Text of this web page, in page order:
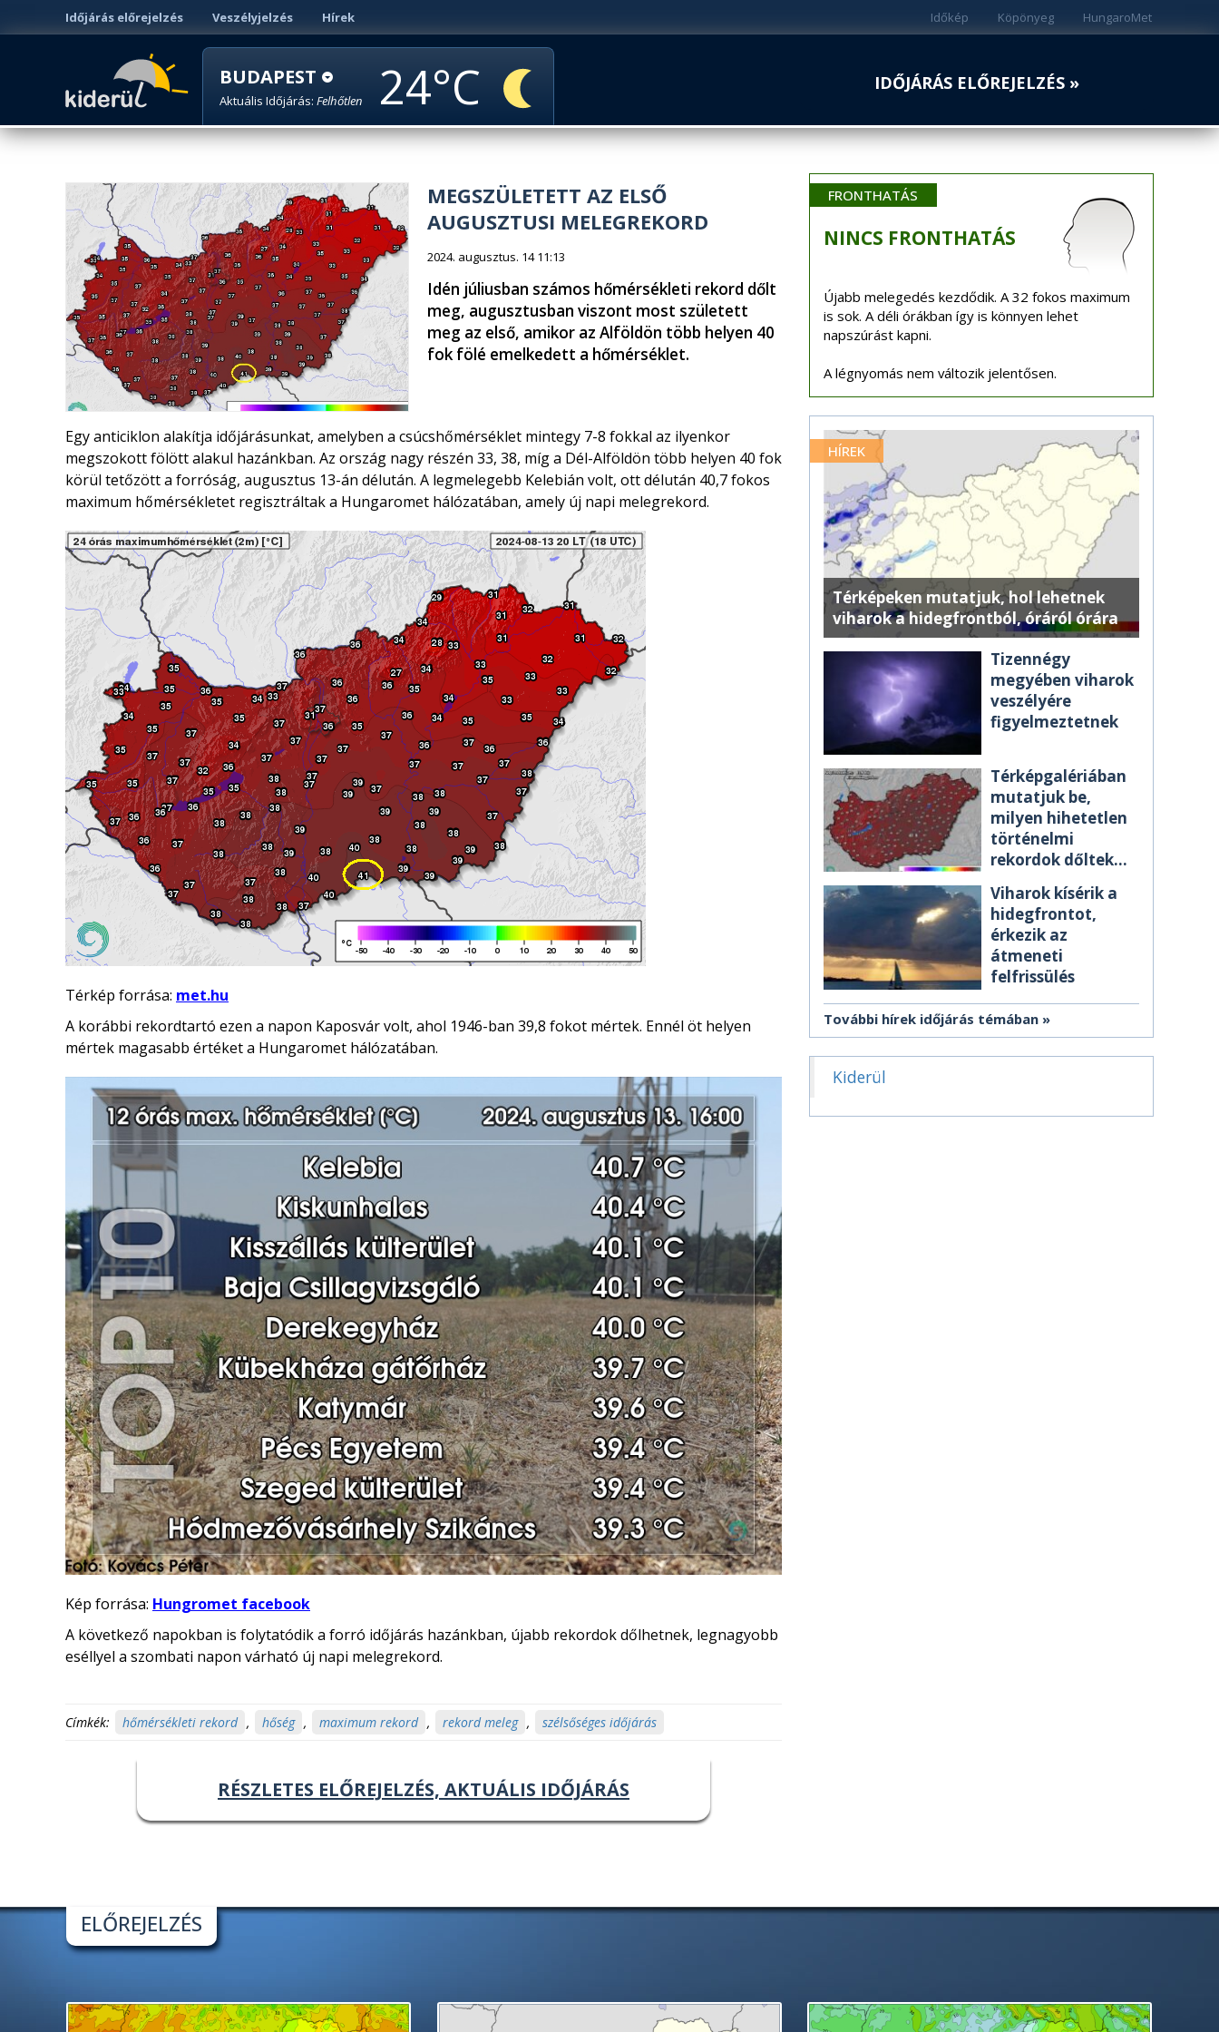
Időjárás előrejelzés Veszélyjelzés Hírek HungaroMet
Köpönyeg
Időkép
BUDAPEST
Aktuális Időjárás: Felhőtlen 24 IDŐJÁRÁS ELŐREJELZÉS »
MEGSZÜLETETT AZ ELSŐ
AUGUSZTUSI MELEGREKORD
2024. augusztus. 14 11:13
Idén júliusban számos hőmérsékleti rekord dőlt
meg, augusztusban viszont most született
meg az első, amikor az Alföldön több helyen 40
fok fölé emelkedett a hőmérséklet.
Egy anticiklon alakítja időjárásunkat, amelyben a csúcshőmérséklet mintegy 7-8 fokkal az ilyenkor
megszokott fölött alakul hazánkban. Az ország nagy részén 33, 38, míg a Dél-Alföldön több helyen 40 fok
körül tetőzött a forróság, augusztus 13-án délután. A legmelegebb Kelebián volt, ott délután 40,7 fokos
maximum hőmérsékletet regisztráltak a Hungaromet hálózatában, amely új napi melegrekord.
Térkép forrása: met.hu
A korábbi rekordtartó ezen a napon Kaposvár volt, ahol 1946-ban 39,8 fokot mértek. Ennél öt helyen
mértek magasabb értéket a Hungaromet hálózatában.
Kép forrása: Hungromet facebook
A következő napokban is folytatódik a forró időjárás hazánkban, újabb rekordok dőlhetnek, legnagyobb
eséllyel a szombati napon várható új napi melegrekord.
Címkék: hőmérsékleti rekord , hőség , maximum rekord , rekord meleg , szélsőséges időjárás
RÉSZLETES ELŐREJELZÉS, AKTUÁLIS IDŐJÁRÁS
FRONTHATÁS
NINCS FRONTHATÁS
Újabb melegedés kezdődik. A 32 fokos maximum
is sok. A déli órákban így is könnyen lehet
napszúrást kapni.
A légnyomás nem változik jelentősen.
HÍREK
Térképeken mutatjuk, hol lehetnek
viharok a hidegfrontból, óráról órára
Tizennégy
megyében viharok
veszélyére
figyelmeztetnek
Térképgalériában
mutatjuk be,
milyen hihetetlen
történelmi
rekordok dőltek
Viharok kísérik a
hidegfrontot,
érkezik az
átmeneti
felfrissülés
További hírek időjárás témában
Kiderül
ELŐREJELZÉS